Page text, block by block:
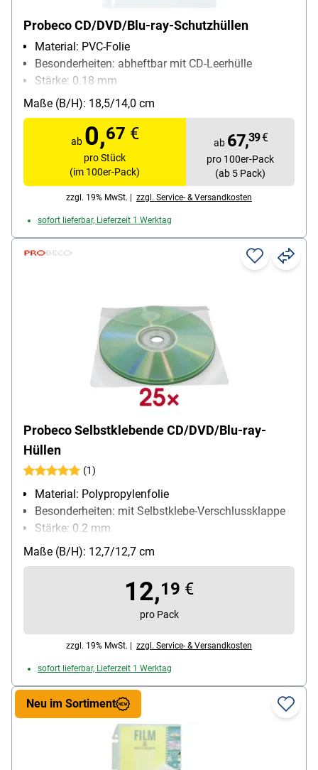
Probeco CD/DVD/Blu-ray-Schutzhüllen
Material: PVC-Folie
Besonderheiten: abheftbar mit CD-Leerhülle
Stärke: 0.18 mm
Packungsmenge: 100 Stück
Maße (B/H): 18,5/14,0 cm
ab 0,67 €
pro Stück
(im 100er-Pack)
ab 67,39€
pro 100er-Pack
(ab 5 Pack)
zzgl. 19% MwSt. | zzgl. Service- & Versandkosten
sofort lieferbar, Lieferzeit 1 Werktag
Probeco Selbstklebende CD/DVD/Blu-ray-
Hüllen
(1)
Material: Polypropylenfolie
Besonderheiten: mit Selbstklebe-Verschlussklappe
Stärke: 0.2 mm
Packungsmenge: 25 Stück
Maße (B/H): 12,7/12,7 cm
12,19 €
pro Pack
zzgl. 19% MwSt. | zzgl. Service- & Versandkosten
sofort lieferbar, Lieferzeit 1 Werktag
Neu im Sortiment